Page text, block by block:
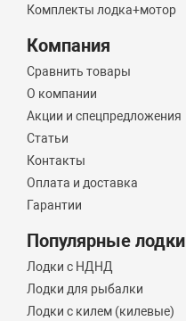
Комплекты лодка+мотор
Компания
Сравнить товары
О компании
Акции и спецпредложения
Статьи
Контакты
Оплата и доставка
Гарантии
Популярные лодки
Лодки с НДНД
Лодки для рыбалки
Лодки с килем (килевые)